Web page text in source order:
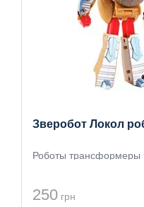
Зверобот Локол
Роботы трансформеры
250 грн